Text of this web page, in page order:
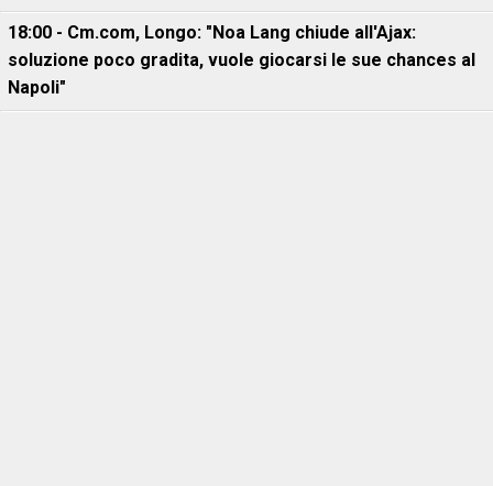
18:00 - Cm.com, Longo: "Noa Lang chiude all'Ajax:
soluzione poco gradita, vuole giocarsi le sue chances al
Napoli"